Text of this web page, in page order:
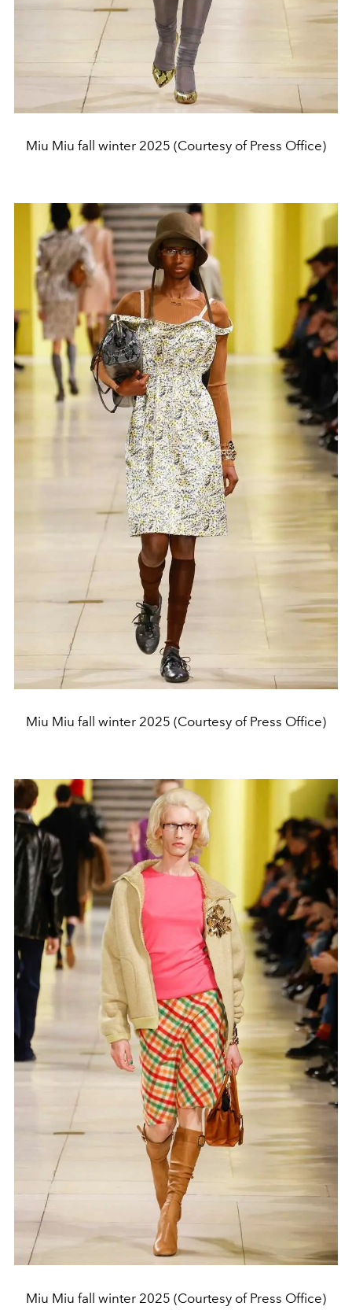
Miu Miu fall winter 2025 (Courtesy of Press Office)
Miu Miu fall winter 2025 (Courtesy of Press Office)
Miu Miu fall winter 2025 (Courtesy of Press Office)